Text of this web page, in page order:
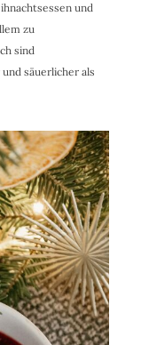
und
zu
sind
säuerlicher als